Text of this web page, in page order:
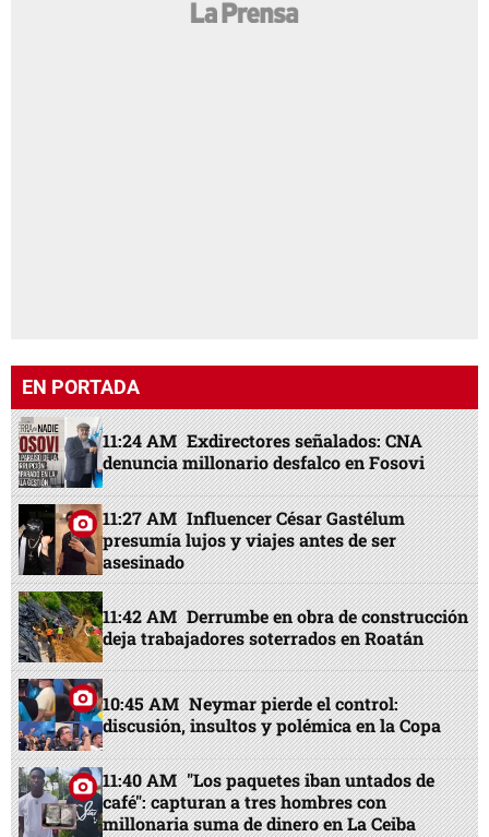
EN PORTADA
11:24 AM Exdirectores señalados: CNA
denuncia millonario desfalco en Fosovi
11:27 AM Influencer César Gastélum
presumía lujos y viajes antes de ser
asesinado
11:42 AM Derrumbe en obra de construcción
deja trabajadores soterrados en Roatán
10:45 AM Neymar pierde el control:
discusión, insultos y polémica en la Copa
11:40 AM "Los paquetes iban untados de
café": capturan a tres hombres con
millonaria suma de dinero en La Ceiba